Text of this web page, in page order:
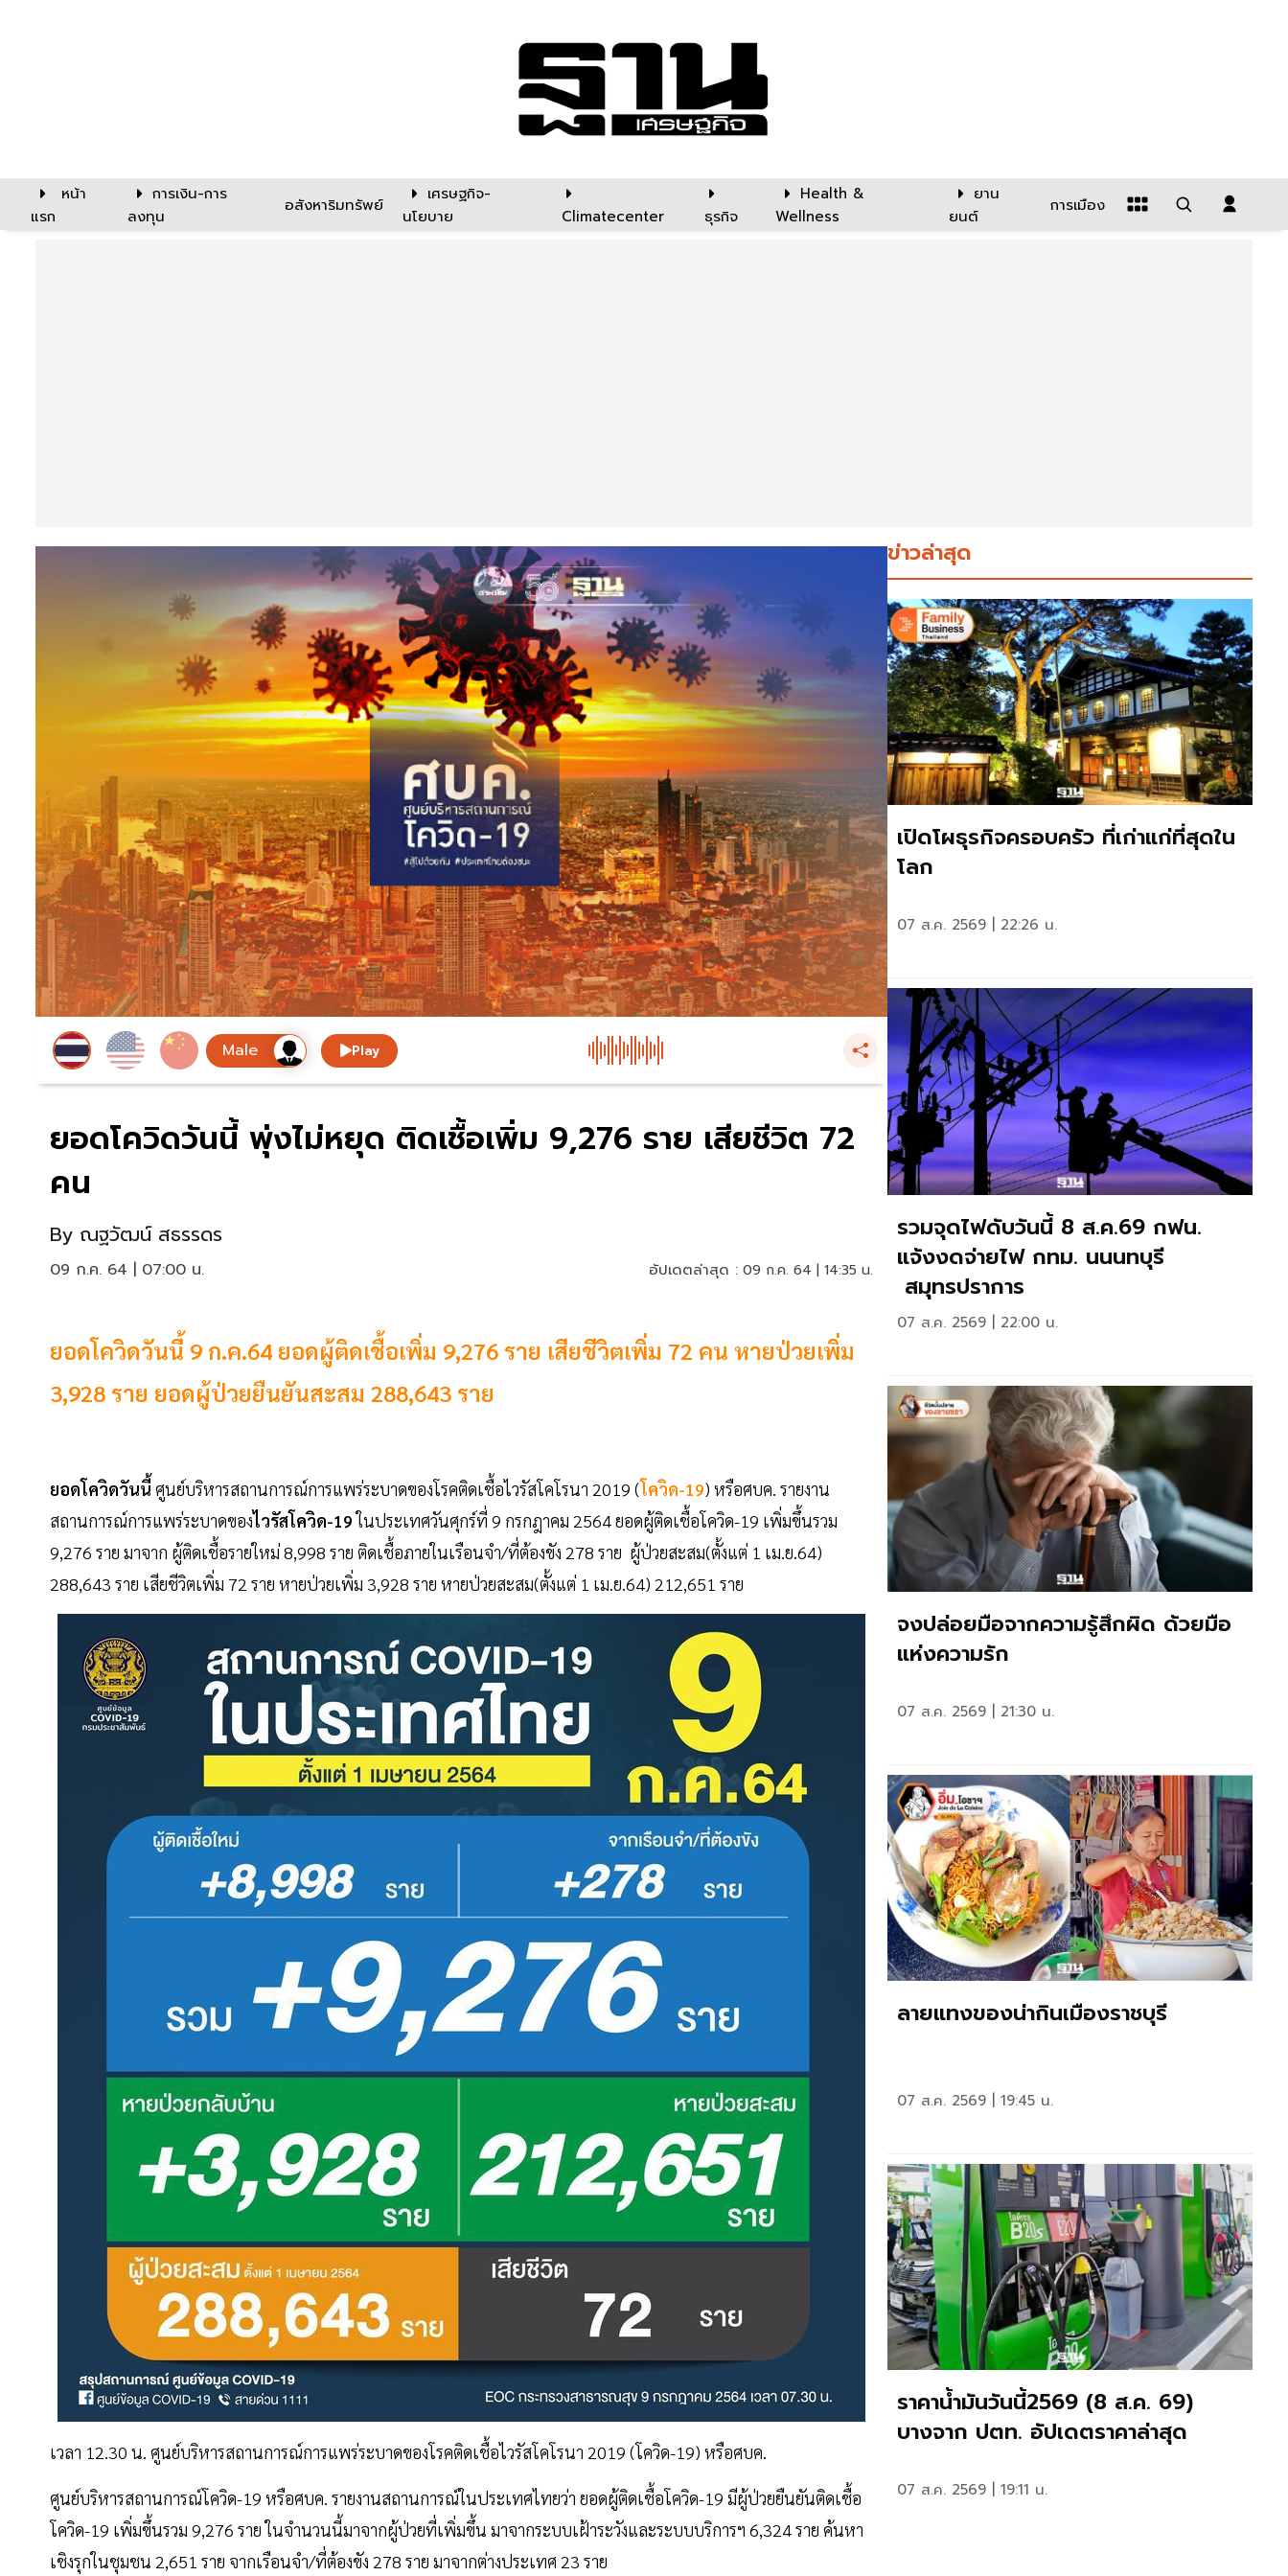
หน้า
แรก
การเงิน-การ
ลงทุน
อสังหาริมทรัพย์
เศรษฐกิจ-
นโยบาย
Climatecenter ธุรกิจ
Health &
Wellness
ยาน
ยนต์
การเมือง
Play
ยอดโควิดวันนี้ พุ่งไม่หยุด ติดเชื้อเพิ่ม 9,276 ราย เสียชีวิต 72
คน
By ณฐวัฒน์ สธรรดร
09 ก.ค. 64 | 07:00 น. อัปเดตล่าสุด : 09 ก.ค. 64 | 14:35 น.
ยอดโควิดวันนี้ 9 ก.ค.64 ยอดผู้ติดเชื้อเพิ่ม 9,276 ราย เสียชีวิตเพิ่ม 72 คน หายป่วยเพิ่ม
3,928 ราย ยอดผู้ป่วยยืนยันสะสม 288,643 ราย
ยอดโควิดวันนี้ ศูนย์บริหารสถานการณ์การแพร่ระบาดของโรคติดเชื้อไวรัสโคโรนา 2019 (โควิด-19) หรือศบค. รายงาน
สถานการณ์การแพร่ระบาดของไวรัสโควิด-19ในประเทศวันศุกร์ที่ 9 กรกฎาคม 2564 ยอดผู้ติดเชื้อโควิด-19 เพิ่มขึ้นรวม
9,276 ราย มาจาก ผู้ติดเชื้อรายใหม่ 8,998 ราย ติดเชื้อภายในเรือนจำ/ที่ต้องขัง 278 ราย ผู้ป่วยสะสม(ตั้งแต่ 1 เม.ย.64)
288,643 ราย เสียชีวิตเพิ่ม 72 ราย หายป่วยเพิ่ม 3,928 ราย หายป่วยสะสม(ตั้งแต่ 1 เม.ย.64) 212,651 ราย
เวลา 12.30 น. ศูนย์บริหารสถานการณ์การแพร่ระบาดของโรคติดเชื้อไวรัสโคโรนา 2019 (โควิด-19) หรือศบค.
ศูนย์บริหารสถานการณ์โควิด-19 หรือศบค. รายงานสถานการณ์ในประเทศไทยว่า ยอดผู้ติดเชื้อโควิด-19 มีผู้ป่วยยืนยันติดเชื้อ
โควิด-19 เพิ่มขึ้นรวม 9,276 ราย ในจำนวนนี้มาจากผู้ป่วยที่เพิ่มขึ้น มาจากระบบเฝ้าระวังและระบบบริการฯ 6,324 ราย ค้นหา
เชิงรุกในชุมชน 2,651 ราย จากเรือนจำ/ที่ต้องขัง 278 ราย มาจากต่างประเทศ 23 ราย
ข่าวล่าสุด
เปิดโผธุรกิจครอบครัว ที่เก่าแก่ที่สุดใน
โลก
07 ส.ค. 2569 | 22:26 น.
รวมจุดไฟดับวันนี้ 8 ส.ค.69 กฟน.
แจ้งงดจ่ายไฟ กทม. นนนทบุรี
สมุทรปราการ
07 ส.ค. 2569 | 22:00 น.
จงปล่อยมือจากความรู้สึกผิด ด้วยมือ
แห่งความรัก
07 ส.ค. 2569 | 21:30 น.
ลายแทงของน่ากินเมืองราชบุรี
07 ส.ค. 2569 | 19:45 น.
ราคาน้ำมันวันนี้2569 (8 ส.ค. 69)
บางจาก ปตท. อัปเดตราคาล่าสุด
07 ส.ค. 2569 | 19:11 น.